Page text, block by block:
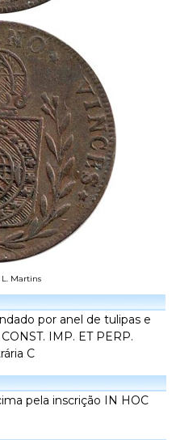
Martins
por anel de tulipas e
IMP. ET PERP.
C
pela inscrição IN HOC